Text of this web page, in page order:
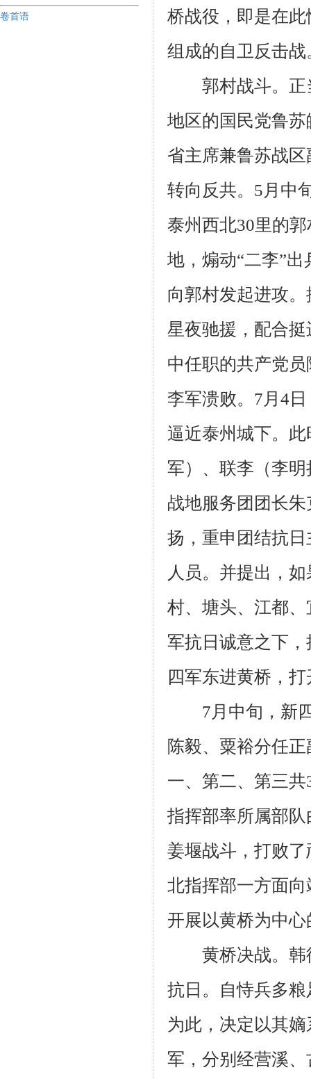
卷首语
桥战役，即是在
组成的自卫反击战
郭村战斗。正
地区的国民党鲁
省主席兼鲁苏战
转向反共。 5月中
泰州西北30里的
地，煽动“二李”
向郭村发起进攻
星夜驰援，配合
中任职的共产党
李军溃败。 7月 4
逼近泰州城下。
军）、联李（李
战地服务团团长
扬，重申团结抗
人员。并提出，
村、塘头、江都
军抗日诚意之下
四军东进黄桥，
7月中旬，新
陈毅、粟裕分任
一、第二、第三共
指挥部率所属部
姜堰战斗，打败
北指挥部一方面
开展以黄桥为中
黄桥决战。韩
抗日。自恃兵多
为此，决定以其
军，分别经营溪